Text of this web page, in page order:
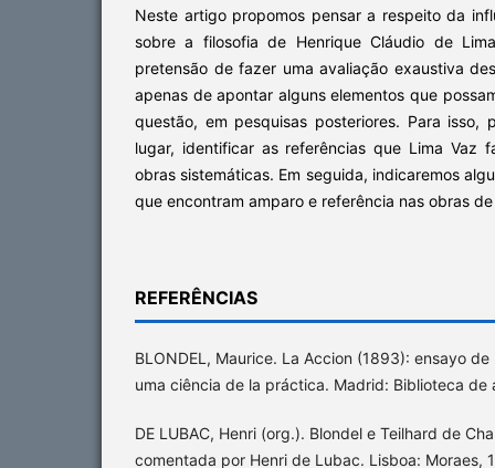
Neste artigo propomos pensar a respeito da
sobre a filosofia de Henrique Cláudio de
pretensão de fazer uma avaliação exaustiva
apenas de apontar alguns elementos que
questão, em pesquisas posteriores. Para isso,
lugar, identificar as referências que Lima Vaz
obras sistemáticas. Em seguida, indicaremos
que encontram amparo e referência nas obras
REFERÊNCIAS
BLONDEL, Maurice. La Accion (1893): ensayo
uma ciência de la práctica. Madrid: Biblioteca de
DE LUBAC, Henri (org.). Blondel e Teilhard de
comentada por Henri de Lubac. Lisboa: Moraes,